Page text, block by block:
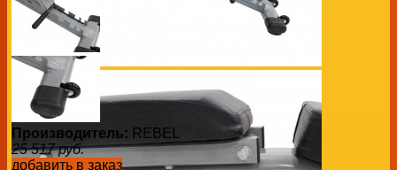
Производитель: REBEL
25 517 руб.
добавить в заказ